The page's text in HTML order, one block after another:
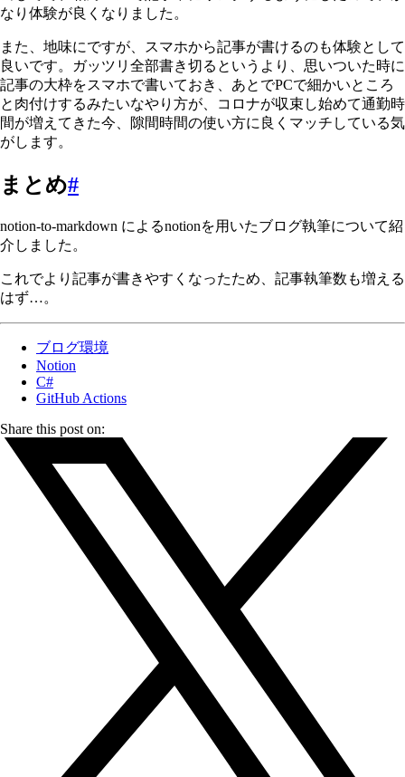
なり体験が良くなりました。
また、地味にですが、スマホから記事が書けるのも体験として
良いです。ガッツリ全部書き切るというより、思いついた時に
記事の大枠をスマホで書いておき、あとでPCで細かいところ
と肉付けするみたいなやり方が、コロナが収束し始めて通勤時
間が増えてきた今、隙間時間の使い方に良くマッチしている気
がします。
まとめ#
notion-to-markdown によるnotionを用いたブログ執筆について紹
介しました。
これでより記事が書きやすくなったため、記事執筆数も増える
はず…。
ブログ環境
Notion
C#
GitHub Actions
Share this post on: